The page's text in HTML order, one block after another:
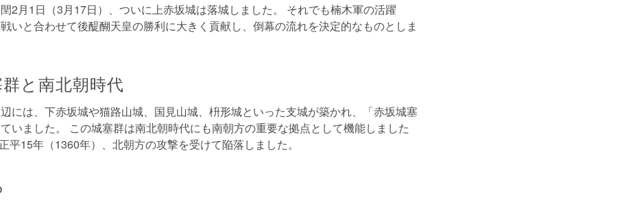
2月1日（3月17日）、ついに上赤坂城は落城しました。 それでも楠木軍の活躍
いと合わせて後醍醐天皇の勝利に大きく貢献し、倒幕の流れを決定的なものとしま
と南北朝時代
辺には、下赤坂城や猫路山城、国見山城、枡形城といった支城が築かれ、「赤坂城塞
いました。 この城塞群は南北朝時代にも南朝方の重要な拠点として機能しました
平15年（1360年）、北朝方の攻撃を受けて陥落しました。